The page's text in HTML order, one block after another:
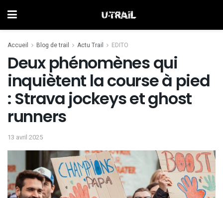
Accueil Blog de trail Actu Trail EDITO
Deux phénomènes qui
inquiètent la course à pied
: Strava jockeys et ghost
runners
13 avril 2025